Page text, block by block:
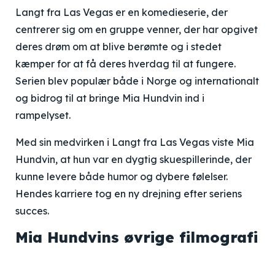
Langt fra Las Vegas er en komedieserie, der
centrerer sig om en gruppe venner, der har opgivet
deres drøm om at blive berømte og i stedet
kæmper for at få deres hverdag til at fungere.
Serien blev populær både i Norge og internationalt
og bidrog til at bringe Mia Hundvin ind i
rampelyset.
Med sin medvirken i Langt fra Las Vegas viste Mia
Hundvin, at hun var en dygtig skuespillerinde, der
kunne levere både humor og dybere følelser.
Hendes karriere tog en ny drejning efter seriens
succes.
Mia Hundvins øvrige filmografi